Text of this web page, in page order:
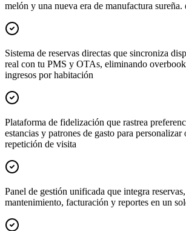
melón y una nueva era de manufactura sureña.
Sistema de reservas directas que sincroniza
real con tu PMS y OTAs, eliminando
ingresos por habitación
Plataforma de fidelización que rastrea
estancias y patrones de gasto para personalizar
repetición de visita
Panel de gestión unificada que integra
mantenimiento, facturación y reportes en un